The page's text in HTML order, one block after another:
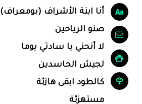
أنا ابنة الأشراف (بومعراف)
صنو الرياحين
لا أنحني يا سادتي يوما
لجيش الحاسدين
كالطود ابقى هازئة
مستهزئة